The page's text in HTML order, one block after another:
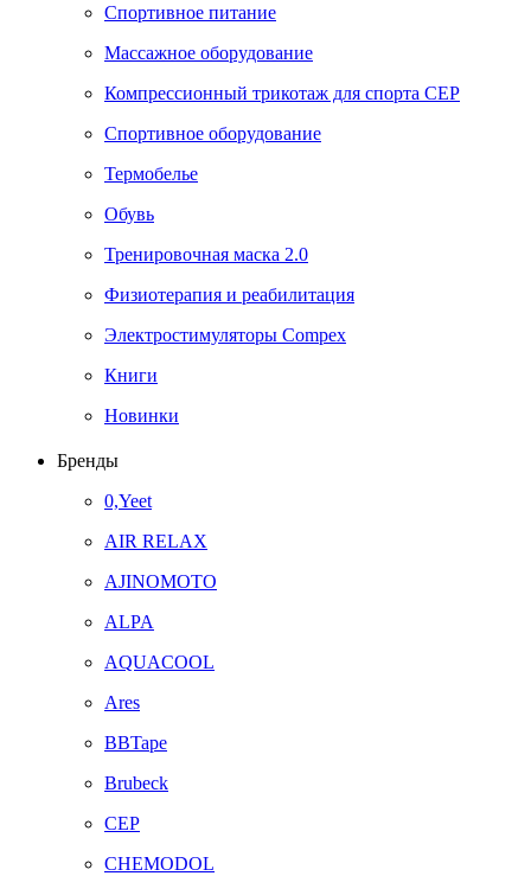
Спортивное питание
Массажное оборудование
Компрессионный трикотаж для спорта СЕР
Спортивное оборудование
Термобелье
Обувь
Тренировочная маска 2.0
Физиотерапия и реабилитация
Электростимуляторы Compex
Книги
Новинки
Бренды
0,Yeet
AIR RELAX
AJINOMOTO
ALPA
AQUACOOL
Ares
BBTape
Brubeck
CEP
CHEMODOL